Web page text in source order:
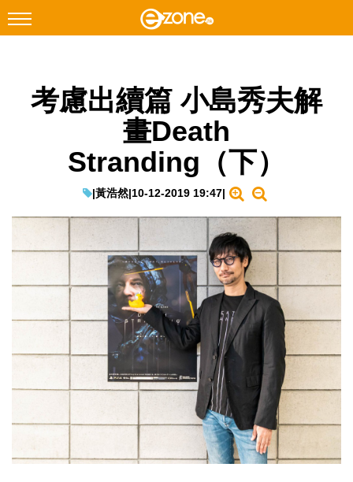
Facebook Instagram
教學評測
EduTech
IT Times
生成式AI與雲端應用
Enterprise Digital Transformation
考慮出續篇 小島秀夫解
畫Death
Stranding（下）
|黃浩然|10-12-2019 19:47|